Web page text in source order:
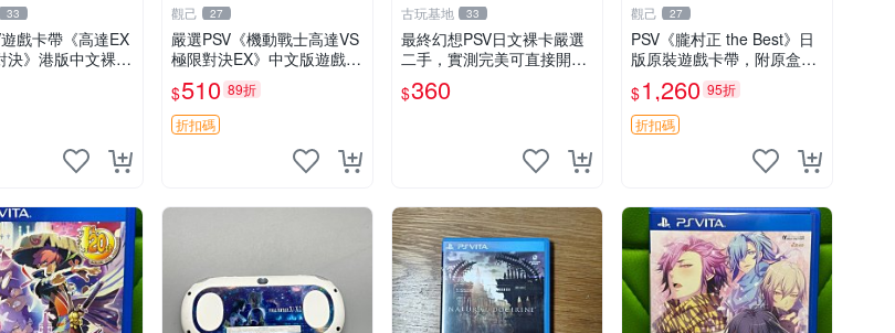
33
戲卡帶《高達EX
決》港版中文裸卡
高品質遊戲卡帶 p
觀己 27
嚴選PSV《機動戰士高達VS
極限對決EX》中文版遊戲卡
帶 成色如新 港版 主機相容
買家保障 不退不換 高達 終
結者 10562
$510 89折
折扣碼
古玩基地 33
最終幻想PSV日文裸卡嚴選
二手，實測完美可直接開玩
2張起享優惠 最終幻想 PSV
卡帶 二手 裸卡
$360
觀己 27
PSV《朧村正 the Best》日
版原裝遊戲卡帶，附原盒包
裝，狀態近新，盤面乾淨，
支持PSV主機即插即玩，日
本語原版，適合喜愛日系RP
G玩家收藏或自用
$1,260 95折
折扣碼